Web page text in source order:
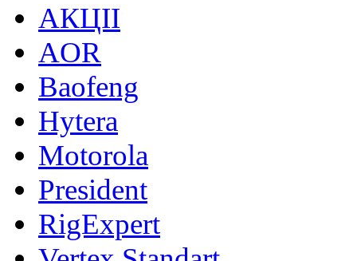
АКЦІІ
AOR
Baofeng
Hytera
Motorola
President
RigExpert